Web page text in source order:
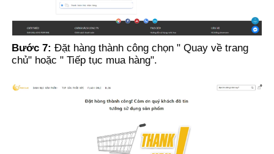
Bước 7: Đặt hàng thành côngchọn " Quay về trang
chủ" hoặc " Tiếp tục mua hàng".